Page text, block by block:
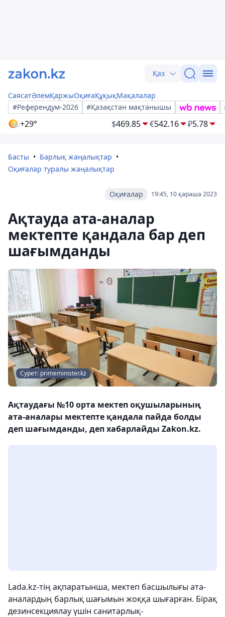
Қаз
СаясатӘлемҚаржыОқиғаҚұқықМақалалар
#Референдум-2026
#Қазақстан мақтанышы
+29° $469.85 €542.16 ₽5.78
Басты
Барлық жаңалықтар
Оқиғалар туралы жаңалықтар
19:45, 10 қараша 2023
Оқиғалар
Ақтауда ата-аналар
мектепте қандала бар деп
шағымданды
Сурет: primeminister.kz
Ақтаудағы №10 орта мектеп оқушыларының
ата-аналары мектепте қандала пайда болды
деп шағымданды, деп хабарлайды Zakon.kz.
Lada.kz-тің ақпаратынша, мектеп басшылығы ата-
аналардың барлық шағымын жоққа шығарған. Бірақ
дезинсекциялау үшін санитарлық-